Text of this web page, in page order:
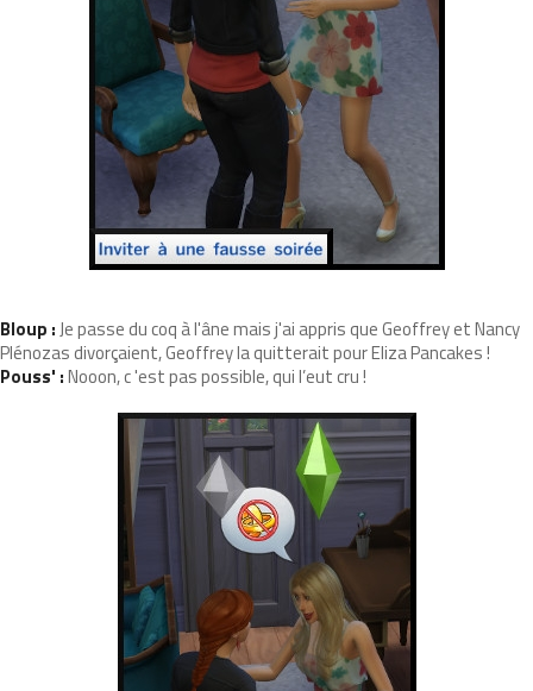
Bloup :Je passe du coq à l'âne mais j'ai appris que Geoffrey et Nancy
Plénozas divorçaient, Geoffrey la quitterait pour Eliza Pancakes !
Pouss' :Nooon, c 'est pas possible, qui l’eut cru !